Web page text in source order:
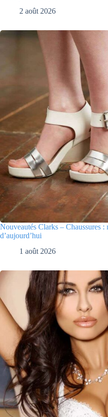
2 août 2026
Nouveautés Clarks – Chaussures :
d’aujourd’hui
1 août 2026